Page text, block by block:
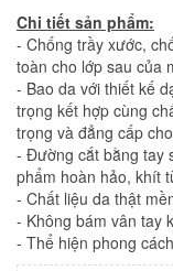
Chi tiết sản phẩm:
- Chống trầy xước,
toàn cho lớp sau của
- Bao da với thiết kế
trọng kết hợp cùng
trọng và đẳng cấp
- Đường cắt bằng tay
phẩm hoàn hảo, khít
- Chất liệu da thật
- Không bám vân tay
- Thể hiện phong